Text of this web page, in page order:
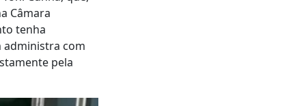
Câmara
tenha
administra com
pela